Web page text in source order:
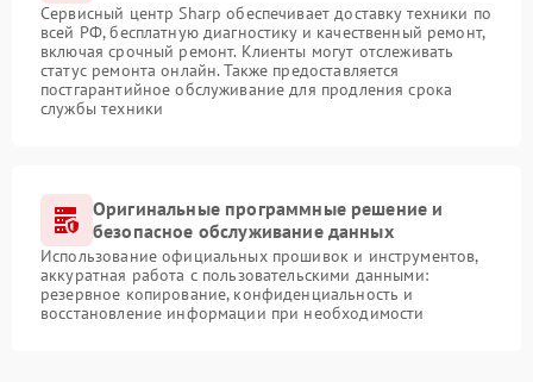
Сервисный центр Sharp обеспечивает доставку техники по
всей РФ, бесплатную диагностику и качественный ремонт,
включая срочный ремонт. Клиенты могут отслеживать
статус ремонта онлайн. Также предоставляется
постгарантийное обслуживание для продления срока
службы техники
Оригинальные программные решение и
безопасное обслуживание данных
Использование официальных прошивок и инструментов,
аккуратная работа с пользовательскими данными:
резервное копирование, конфиденциальность и
восстановление информации при необходимости